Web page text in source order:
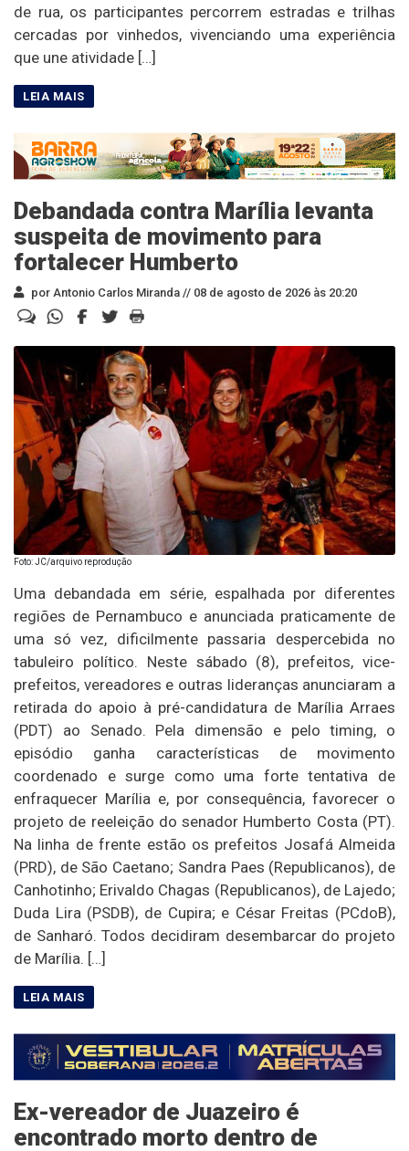
de rua, os participantes percorrem estradas e trilhas
cercadas por vinhedos, vivenciando uma experiência
que une atividade […]
Debandada contra Marília levanta
suspeita de movimento para
fortalecer Humberto
por Antonio Carlos Miranda // 08 de agosto de 2026 às 20:20
Foto: JC/arquivo reprodução
Uma debandada em série, espalhada por diferentes
regiões de Pernambuco e anunciada praticamente de
uma só vez, dificilmente passaria despercebida no
tabuleiro político. Neste sábado (8), prefeitos, vice-
prefeitos, vereadores e outras lideranças anunciaram a
retirada do apoio à pré-candidatura de Marília Arraes
(PDT) ao Senado. Pela dimensão e pelo timing, o
episódio ganha características de movimento
coordenado e surge como uma forte tentativa de
enfraquecer Marília e, por consequência, favorecer o
projeto de reeleição do senador Humberto Costa (PT).
Na linha de frente estão os prefeitos Josafá Almeida
(PRD), de São Caetano; Sandra Paes (Republicanos), de
Canhotinho; Erivaldo Chagas (Republicanos), de Lajedo;
Duda Lira (PSDB), de Cupira; e César Freitas (PCdoB),
de Sanharó. Todos decidiram desembarcar do projeto
de Marília. […]
Ex-vereador de Juazeiro é
encontrado morto dentro de